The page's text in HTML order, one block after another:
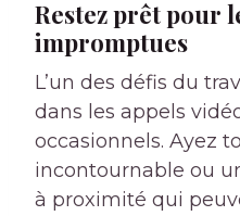
Restez prêt pour
impromptues
L’un des défis du
dans les appels
occasionnels. Ayez
incontournable ou
à proximité qui